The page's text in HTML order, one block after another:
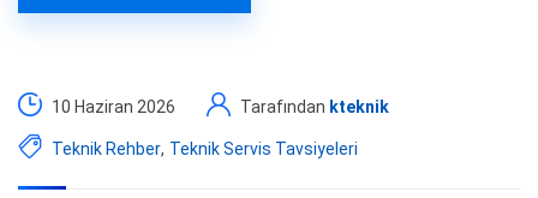
10 Haziran 2026 Tarafından kteknik
Teknik Rehber, Teknik Servis Tavsiyeleri